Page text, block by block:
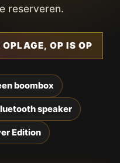
reserveren.
OPLAGE, OP IS OP
boombox
speaker
Edition